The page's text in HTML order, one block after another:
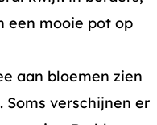
een mooie pot op
aan bloemen zien
verschijnen er